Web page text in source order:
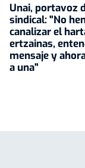
Unai, portavoz
sindical: "No
canalizar el
ertzainas,
mensaje y
a una"